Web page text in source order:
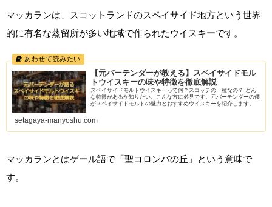
マッカランは、スコットランドのスペイサイド地方という世界
的に有名な蒸留所が多い地域で作られたウイスキーです。
【元バーテンダーが教える】スペイサイドモル
トウイスキーの味や特徴を徹底解説
スペイサイドモルトウイスキーって何？スコッチの一種なの？ どん
な特徴があるか知りたい。こんな方に必見です。元バーテンダーの僕
がスペイサイドモルトの魅力とおすすめウイスキーを紹介します。
setagaya-manyoshu.com
マッカランとはゲール語で「聖コロンバの丘」という意味で
す。